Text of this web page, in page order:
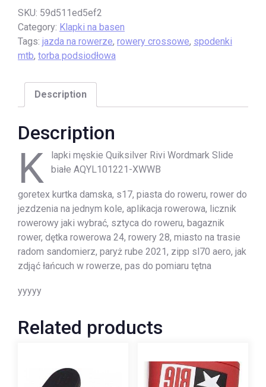
SKU: 59d511ed5ef2
Category: Klapki na basen
Tags: jazda na rowerze, rowery crossowe, spodenki
mtb, torba podsiodłowa
Description
Description
K
lapki męskie Quiksilver Rivi Wordmark Slide
białe AQYL101221-XWWB
goretex kurtka damska, s17, piasta do roweru, rower do
jezdzenia na jednym kole, aplikacja rowerowa, licznik
rowerowy jaki wybrać, sztyca do roweru, bagaznik
rower, dętka rowerowa 24, rowery 28, miasto na trasie
radom sandomierz, paryż rube 2021, zipp sl70 aero, jak
zdjąć łańcuch w rowerze, pas do pomiaru tętna
yyyyy
Related products